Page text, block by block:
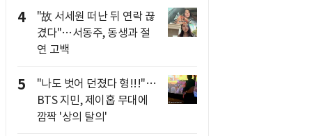
4
"故 서세원 떠난 뒤 연락 끊
겼다"…서동주, 동생과 절
연 고백
5
"나도 벗어 던졌다 형!!!"…
BTS 지민, 제이홉 무대에
깜짝 '상의 탈의'